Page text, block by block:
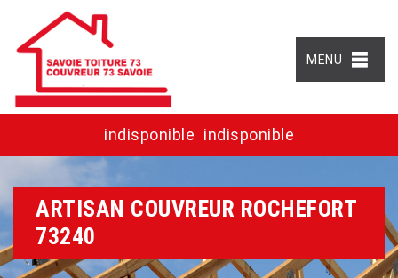
MENU
indisponible indisponible
ARTISAN COUVREUR ROCHEFORT
73240